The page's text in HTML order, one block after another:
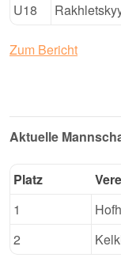
U18
Zum Bericht
Aktuelle
Platz
1
2